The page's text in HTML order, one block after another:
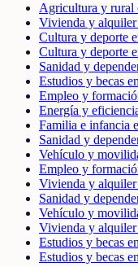
Agricultura y rural
Vivienda y
Cultura y deporte
Cultura y deporte
Sanidad y
Estudios y becas
Empleo y
Energía y
Familia e infancia
Sanidad y
Vehículo y
Empleo y
Vivienda y
Sanidad y
Vehículo y
Vivienda y
Estudios y becas
Estudios y becas